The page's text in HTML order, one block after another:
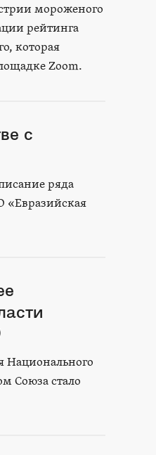
мороженого
рейтинга
которая
Zoom.
с
ряда
«Евразийская
Национального
Союза стало